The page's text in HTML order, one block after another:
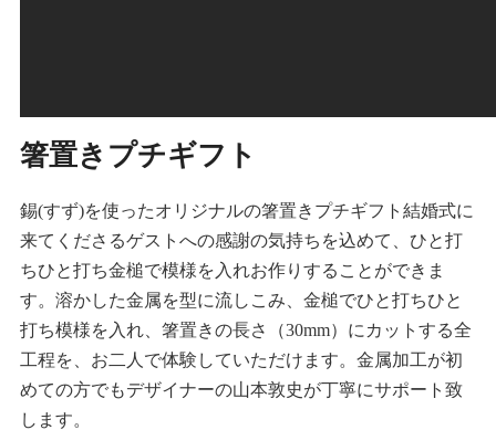
箸置きプチギフト
錫(すず)を使ったオリジナルの箸置きプチギフト結婚式に
来てくださるゲストへの感謝の気持ちを込めて、ひと打
ちひと打ち金槌で模様を入れお作りすることができま
す。溶かした金属を型に流しこみ、金槌でひと打ちひと
打ち模様を入れ、箸置きの長さ（30mm）にカットする全
工程を、お二人で体験していただけます。金属加工が初
めての方でもデザイナーの山本敦史が丁寧にサポート致
します。